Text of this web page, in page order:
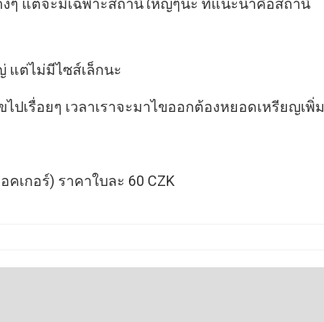
ๆ แต่จะมีเฉพาะสถานีใหญ่ๆนะ ที่แนะนำคือสถานี
แต่ไม่มีไซส์เล็กนะ
ปเรื่อยๆ เวลาเราจะมาไขออกต้องหยอดเหรียญเพิ่ม
เกอร์) ราคาใบละ 60 CZK